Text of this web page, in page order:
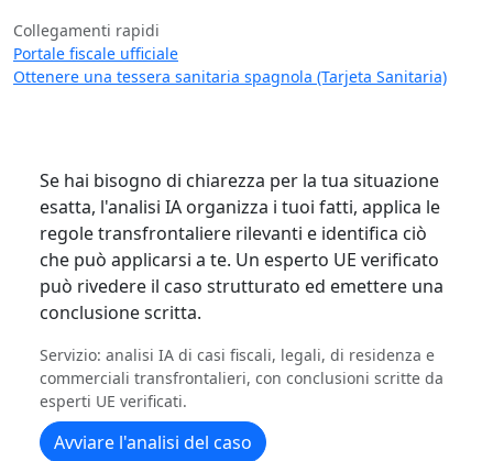
Collegamenti rapidi
Portale fiscale ufficiale
Ottenere una tessera sanitaria spagnola (Tarjeta Sanitaria)
Se hai bisogno di chiarezza per la tua situazione
esatta, l'analisi IA organizza i tuoi fatti, applica le
regole transfrontaliere rilevanti e identifica ciò
che può applicarsi a te. Un esperto UE verificato
può rivedere il caso strutturato ed emettere una
conclusione scritta.
Servizio: analisi IA di casi fiscali, legali, di residenza e
commerciali transfrontalieri, con conclusioni scritte da
esperti UE verificati.
Avviare l'analisi del caso